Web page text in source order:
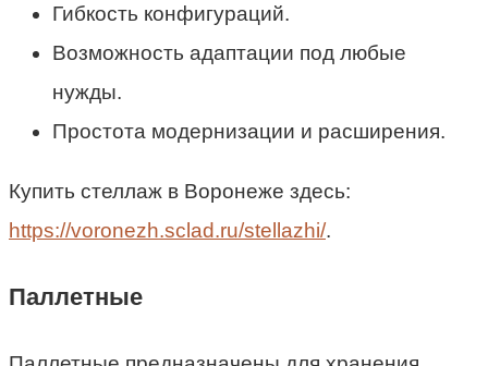
Гибкость конфигураций.
Возможность адаптации под любые
нужды.
Простота модернизации и расширения.
Купить стеллаж в Воронеже здесь:
https://voronezh.sclad.ru/stellazhi/.
Паллетные